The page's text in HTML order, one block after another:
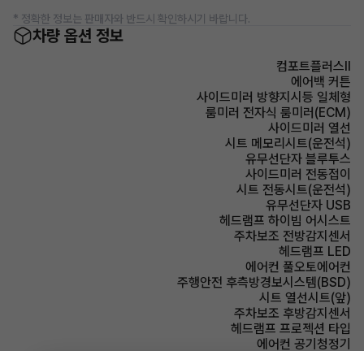
* 정확한 정보는 판매자와 반드시 확인하시기 바랍니다.
차량 옵션 정보
컴포트플러스Ⅱ
에어백 커튼
사이드미러 방향지시등 일체형
룸미러 전자식 룸미러(ECM)
사이드미러 열선
시트 메모리시트(운전석)
유무선단자 블루투스
사이드미러 전동접이
시트 전동시트(운전석)
유무선단자 USB
헤드램프 하이빔 어시스트
주차보조 전방감지센서
헤드램프 LED
에어컨 풀오토에어컨
주행안전 후측방경보시스템(BSD)
시트 열선시트(앞)
주차보조 후방감지센서
헤드램프 프로젝션 타입
에어컨 공기청정기